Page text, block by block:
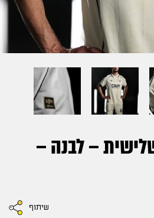
– לבנה –
שיתוף